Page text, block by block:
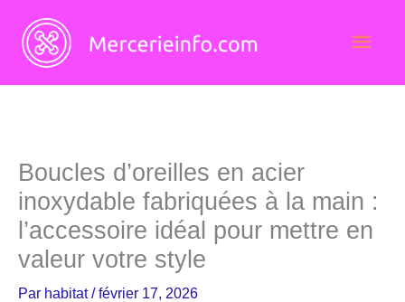
contenu
Boucles d’oreilles en acier
inoxydable fabriquées à la main :
l’accessoire idéal pour mettre en
valeur votre style
Par habitat/février 17, 2026